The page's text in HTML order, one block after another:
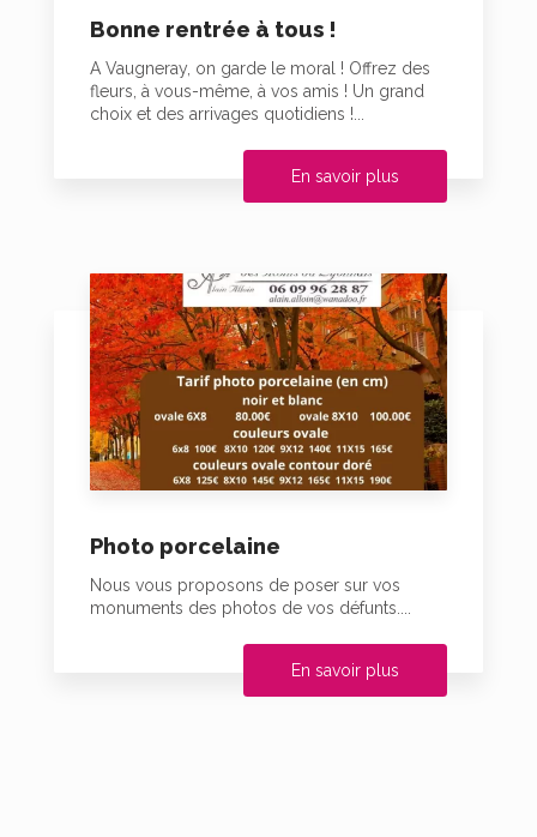
Bonne rentrée à tous !
A Vaugneray, on garde le moral ! Offrez des
fleurs, à vous-même, à vos amis ! Un grand
choix et des arrivages quotidiens !...
En savoir plus
Photo porcelaine
Nous vous proposons de poser sur vos
monuments des photos de vos défunts....
En savoir plus